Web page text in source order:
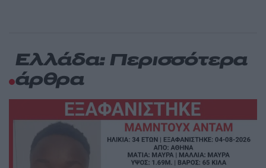
Ελλάδα: Περισσότερα
άρθρα